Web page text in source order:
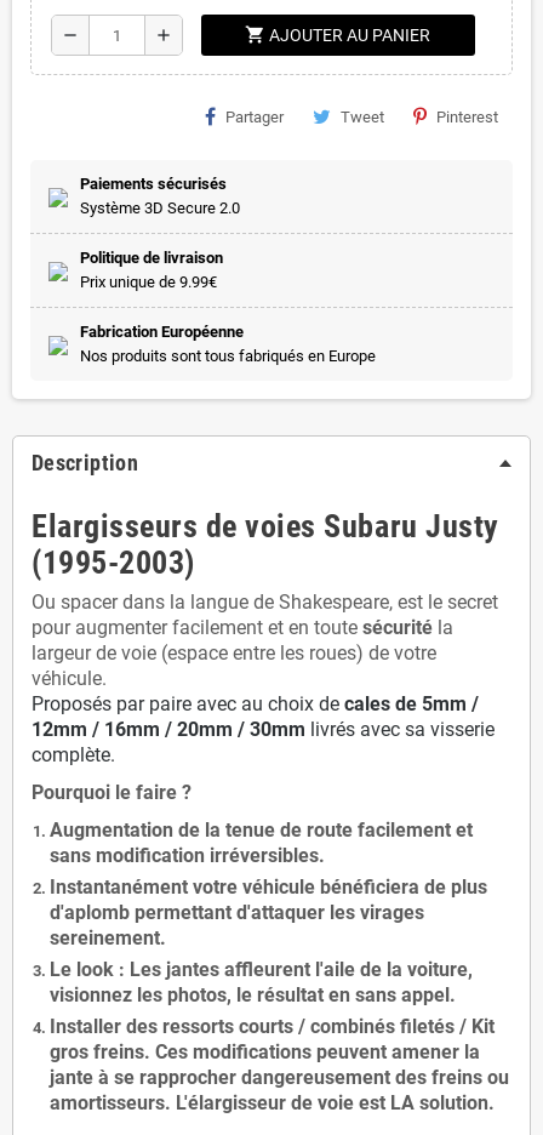
remove add shopping_cart AJOUTER AU PANIER
Partager Tweet Pinterest
Paiements sécurisés
Système 3D Secure 2.0
Politique de livraison
Prix unique de 9.99€
Fabrication Européenne
Nos produits sont tous fabriqués en Europe
Description
Elargisseurs de voies Subaru Justy
(1995-2003)
Ou spacer dans la langue de Shakespeare, est le secret
pour augmenter facilement et en toute sécurité la
largeur de voie (espace entre les roues) de votre
véhicule.
Proposés par paire avec au choix de cales de 5mm /
12mm / 16mm / 20mm / 30mm livrés avec sa visserie
complète.
Pourquoi le faire ?
Augmentation de la tenue de route facilement et
sans modification irréversibles.
Instantanément votre véhicule bénéficiera de plus
d'aplomb permettant d'attaquer les virages
sereinement.
Le look : Les jantes affleurent l'aile de la voiture,
visionnez les photos, le résultat en sans appel.
Installer des ressorts courts / combinés filetés / Kit
gros freins. Ces modifications peuvent amener la
jante à se rapprocher dangereusement des freins ou
amortisseurs. L'élargisseur de voie est LA solution.